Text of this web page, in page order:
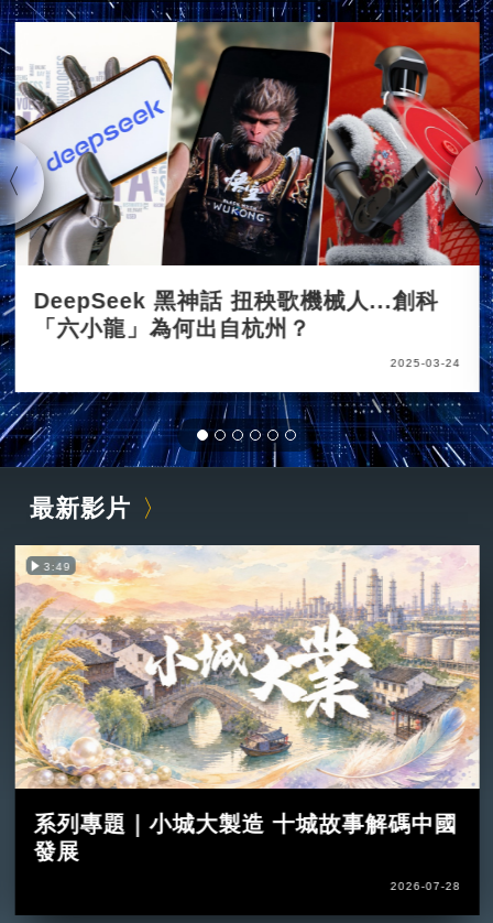
DeepSeek 黑神話 扭秧歌機械人...創科
「六小龍」為何出自杭州？
2025-03-24
最新影片
3:49
系列專題｜小城大製造 十城故事解碼中國
發展
2026-07-28